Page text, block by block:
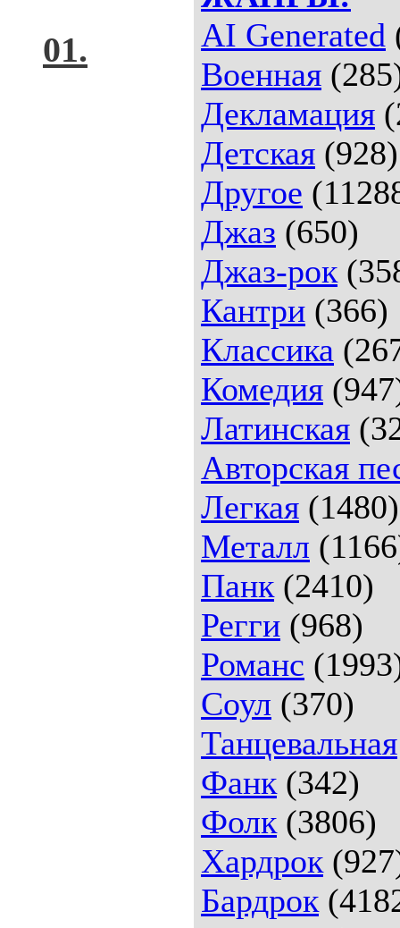
AI Generated
Военная
Декламация
Детская (928)
Другое
Джаз (650)
Джаз-рок
Кантри (366)
Классика
Комедия
Латинская
Авторская
Легкая (1480)
Металл
Панк (2410)
Регги (968)
Романс
Соул (370)
Танцевальная
Фанк (342)
Фолк (3806)
Хардрок
Бардрок
01.